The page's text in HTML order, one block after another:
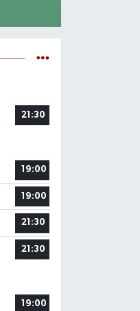
21:30
19:00
19:00
21:30
21:30
19:00